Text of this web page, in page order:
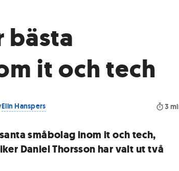
bästa
it och tech
Elin Hanspers 3
småbolag inom it och tech,
Daniel Thorsson har valt ut två